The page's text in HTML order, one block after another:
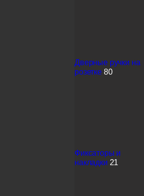
Дверные ручки на
розетке 80
Фиксаторы и
накладки 21